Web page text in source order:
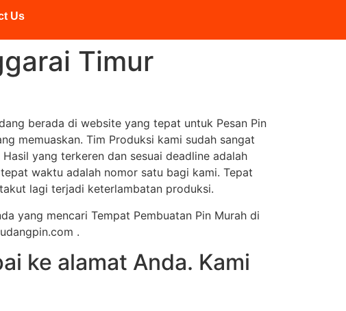
Us
Timur
berada di website yang tepat untuk Pesan Pin
memuaskan. Tim Produksi kami sudah sangat
yang terkeren dan sesuai deadline adalah
waktu adalah nomor satu bagi kami. Tepat
lagi terjadi keterlambatan produksi.
yang mencari Tempat Pembuatan Pin Murah di
.
ke alamat Anda. Kami